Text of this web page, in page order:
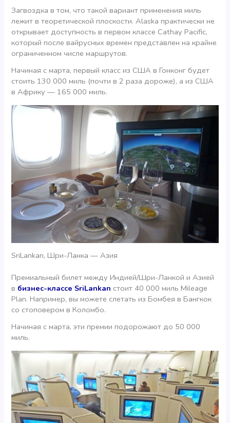
Загвоздка в том, что такой вариант применения миль
лежит в теоретической плоскости. Alaska практически не
открывает доступность в первом классе Cathay Pacific,
который после вайрусных времен представлен на крайне
ограниченном числе маршрутов.
Начиная с марта, первый класс из США в Гонконг будет
стоить 130 000 миль (почти в 2 раза дороже), а из США
в Африку — 165 000 миль.
SriLankan, Шри-Ланка — Азия
Премиальный билет между Индией/Шри-Ланкой и Азией
в бизнес-классе SriLankan стоит 40 000 миль Mileage
Plan. Например, вы можете слетать из Бомбея в Бангкок
со стоповером в Коломбо.
Начиная с марта, эти премии подорожают до 50 000
миль.